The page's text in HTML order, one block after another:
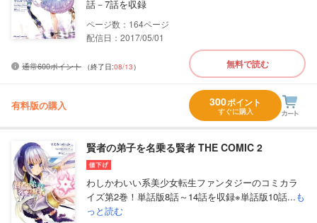
話－7話を収録
164
配信日：2017/05/01
通常600ポイント （終了日:08/13） 無料で読む
有料版の購入 300ポイント
すぐに購入
賢者の弟子を名乗る賢者 THE COMIC 2
わしかわいい系美少女転生ファンタジーのコミカラ
イズ第2巻！単話版8話～14話を収録※単話版10話...も
っと読む